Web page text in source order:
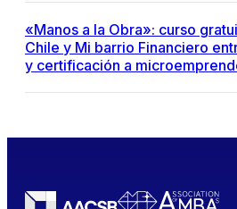
«Manos a la Obra»: curso
Chile y Mi barrio Financiero
y certificación a